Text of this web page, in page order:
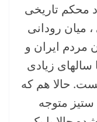
محکم تاریخی
، میان رودانی
مردم ایران و
سالهای زیادی
حالا هم که
ستیز متوجه